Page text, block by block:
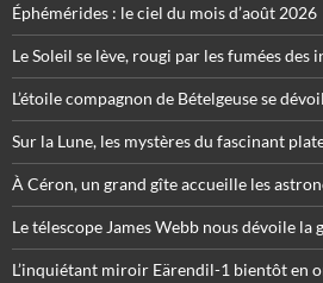
Éphémérides : le ciel du mois d’août 2026
Le Soleil se lève, rougi par les fumées des
L’étoile compagnon de Bételgeuse se
Sur la Lune, les mystères du fascinant
À Céron, un grand gîte accueille les
Le télescope James Webb nous dévoile la
L’inquiétant miroir Eärendil-1 bientôt en